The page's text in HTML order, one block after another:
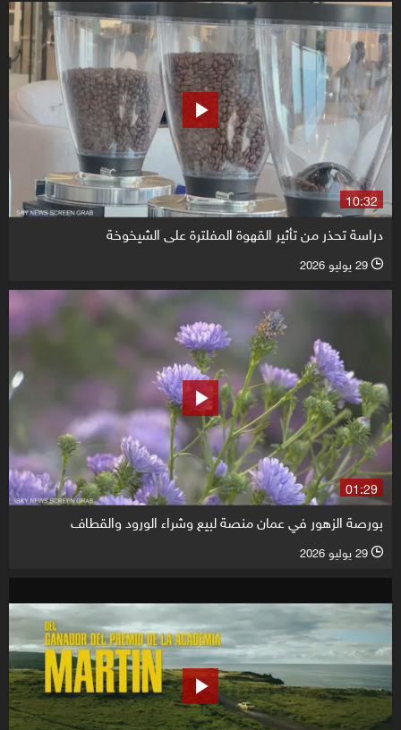
10:32
دراسة تحذر من تأثير القهوة المفلترة على الشيخوخة
l 29 يوليو 2026
01:29
بورصة الزهور في عمان منصة لبيع وشراء الورود والقطاف
l 29 يوليو 2026